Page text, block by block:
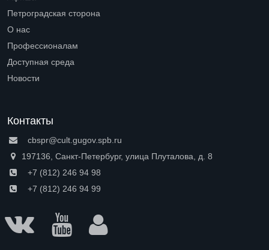
Петроградская сторона
О нас
Профессионалам
Доступная среда
Новости
Контакты
cbspr@cult.gugov.spb.ru
197136, Санкт-Петербург, улица Плуталова, д. 8
+7 (812) 246 94 98
+7 (812) 246 94 99